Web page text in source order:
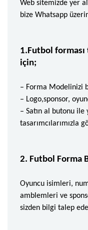
Web sitemizde yer
bize Whatsapp
1.Futbol forması
için;
– Forma Modelinizi
– Logo,sponsor,
– Satın al butonu
tasarımcılarımızla
2. Futbol Forma
Oyuncu isimleri,
amblemleri ve
sizden bilgi talep